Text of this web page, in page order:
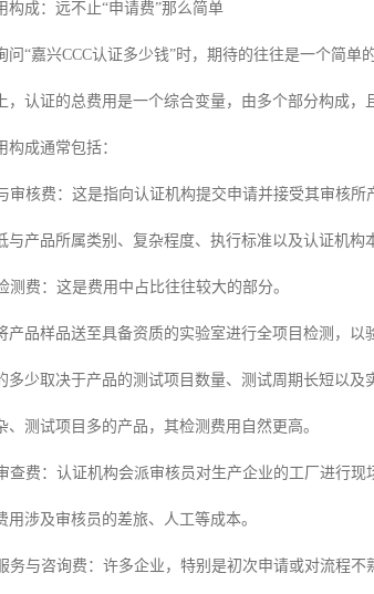
构成：远不止“申请费”那么简单
问“嘉兴CCC认证多少钱”时，期待的往往是一个简单
，认证的总费用是一个综合变量，由多个部分构成，
构成通常包括：
审核费：这是指向认证机构提交申请并接受其审核所
与产品所属类别、复杂程度、执行标准以及认证机构
测费：这是费用中占比往往较大的部分。
产品样品送至具备资质的实验室进行全项目检测，以
多少取决于产品的测试项目数量、测试周期长短以及
、测试项目多的产品，其检测费用自然更高。
查费：认证机构会派审核员对生产企业的工厂进行现
用涉及审核员的差旅、人工等成本。
务与咨询费：许多企业，特别是初次申请或对流程